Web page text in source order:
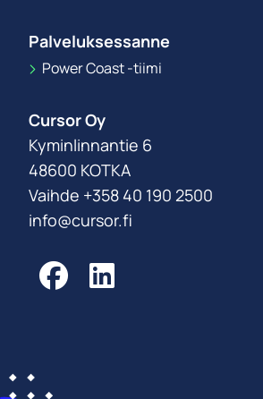
Palveluksessanne
Power Coast -tiimi
Cursor Oy
Kyminlinnantie 6
48600 KOTKA
Vaihde +358 40 190 2500
info@cursor.fi
Facebook